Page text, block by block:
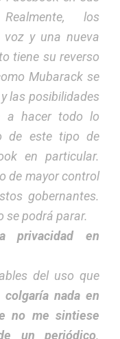
los
voz y una nueva
tiene su reverso
Mubarack se
las posibilidades
a hacer todo lo
de este tipo de
en particular.
de mayor control
gobernantes.
se podrá parar.
privacidad en
del uso que
colgaría nada en
no me sintiese
un periódico.